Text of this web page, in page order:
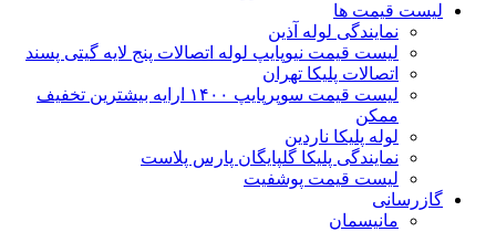
لیست قیمت ها
نمایندگی لوله آذین
لیست قیمت نیوپایپ لوله اتصالات پنج لایه گیتی پسند
اتصالات پلیکا تهران
لیست قیمت سوپرپایپ ۱۴۰۰ ارایه بیشترین تخفیف
ممکن
لوله پلیکا ناردین
نمایندگی پلیکا گلپایگان پارس پلاست
لیست قیمت پوشفیت
گازرسانی
مانیسمان